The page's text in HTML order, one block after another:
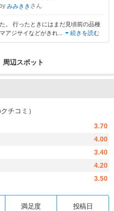
by みみきき さん
。 行ったときにはまだ見頃前の品種
アジサイなどがきれ... 続きを読む
周辺スポット
チコミ）
3.70
4.00
3.40
4.20
3.50
満足度 投稿日